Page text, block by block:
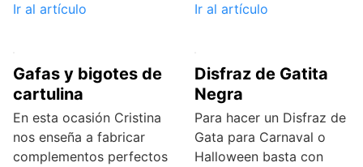
Ir al artículo
Ir al artículo
Gafas y bigotes de
cartulina
En esta ocasión Cristina
nos enseña a fabricar
complementos perfectos
Disfraz de Gatita
Negra
Para hacer un Disfraz de
Gata para Carnaval o
Halloween basta con